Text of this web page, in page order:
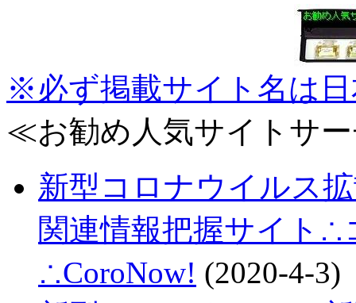
※必ず掲載サイト名は
≪お勧め人気サイトサ
新型コロナウイルス
関連情報把握サイト
∴CoroNow! (2020-4-3)